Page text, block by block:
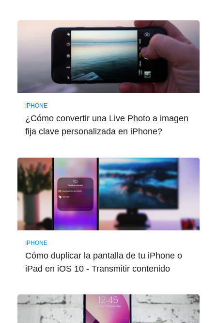
IPHONE
¿Cómo convertir una Live Photo a imagen
fija clave personalizada en iPhone?
IPHONE
Cómo duplicar la pantalla de tu iPhone o
iPad en iOS 10 - Transmitir contenido